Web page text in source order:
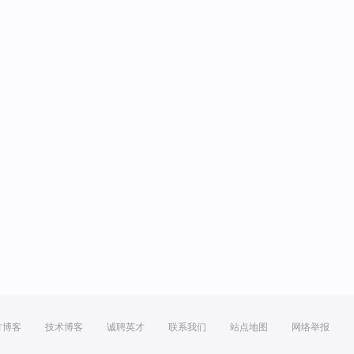
博客 技术博客 诚聘英才 联系我们 站点地图 网络举报